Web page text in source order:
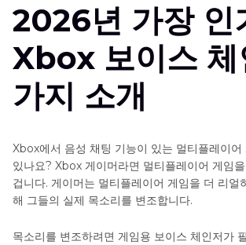
2026년 가장 인
Xbox 보이스 체
가지 소개
Xbox에서 음성 채팅 기능이 있는 멀티플레이어
있나요? Xbox 게이머라면 멀티플레이어 게임
겁니다. 게이머는 멀티플레이어 게임을 더 리얼
해 그들의 실제 목소리를 변조합니다.
목소리를 변조하려면 게임용 보이스 체인저가